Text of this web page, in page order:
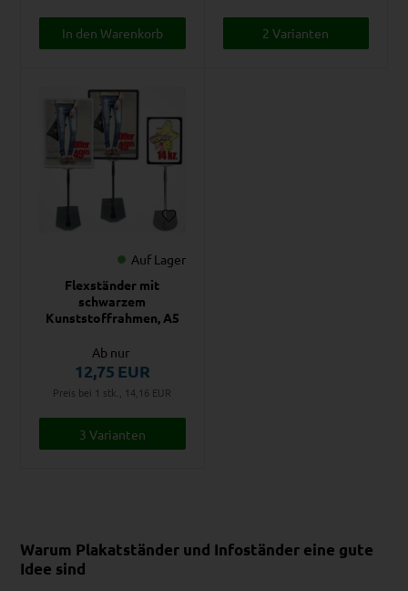
2 Varianten
Auf Lager
Flexständer mit
schwarzem
Kunststoffrahmen, A5
Ab nur
12,75 EUR
Preis bei 1 stk., 14,16 EUR
3 Varianten
Warum Plakatständer und Infoständer eine gute
Idee sind